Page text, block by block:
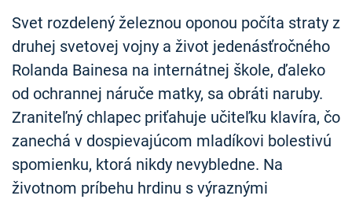
Svet rozdelený železnou oponou počíta straty z
druhej svetovej vojny a život jedenásťročného
Rolanda Bainesa na internátnej škole, ďaleko
od ochrannej náruče matky, sa obráti naruby.
Zraniteľný chlapec priťahuje učiteľku klavíra, čo
zanechá v dospievajúcom mladíkovi bolestivú
spomienku, ktorá nikdy nevybledne. Na
životnom príbehu hrdinu s výraznými